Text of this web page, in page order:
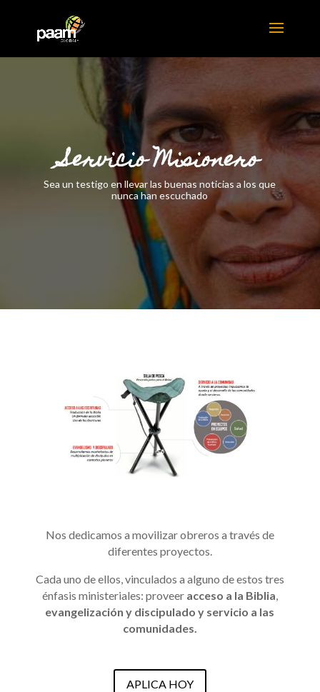
Servicio Misionero
Sea un testigo en llevar las buenas noticias a los que
nunca han escuchado
Nos dedicamos a movilizar obreros a través de
diferentes proyectos.
Cada uno de ellos, vinculados a alguno de estos tres
énfasis ministeriales: proveer acceso a la Biblia,
evangelización y discipulado y servicio a las
comunidades.
APLICA HOY